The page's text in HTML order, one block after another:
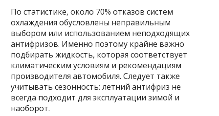
По статистике, около 70% отказов систем
охлаждения обусловлены неправильным
выбором или использованием неподходящих
антифризов. Именно поэтому крайне важно
подбирать жидкость, которая соответствует
климатическим условиям и рекомендациям
производителя автомобиля. Следует также
учитывать сезонность: летний антифриз не
всегда подходит для эксплуатации зимой и
наоборот.